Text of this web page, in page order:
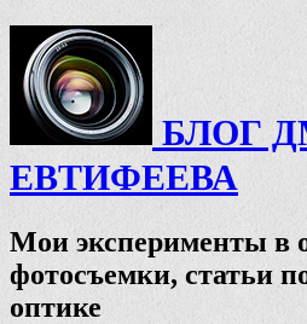
БЛОГ
ЕВТИФЕЕВА
Мои эксперименты в
фотосъемки, статьи
оптике